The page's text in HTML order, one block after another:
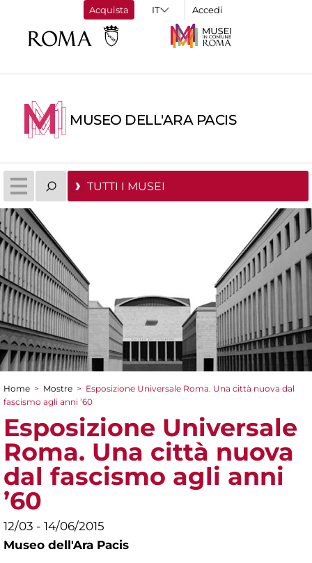
Acquista Accedi
MUSEO DELL'ARA PACIS
TUTTI I MUSEI
Tu sei qui
Home > Mostre > Esposizione Universale Roma. Una città nuova dal
fascismo agli anni ’60
Esposizione Universale
Roma. Una città nuova
dal fascismo agli anni
’60
12/03 - 14/06/2015
Museo dell'Ara Pacis